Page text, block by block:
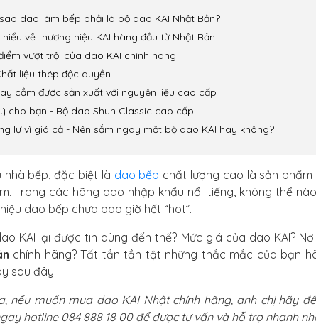
dao làm bếp phải là bộ dao KAI Nhật Bản?
về thương hiệu KAI hàng đầu từ Nhật Bản
vượt trội của dao KAI chính hãng
liệu thép độc quyền
cầm được sản xuất với nguyên liệu cao cấp
cho bạn - Bộ dao Shun Classic cao cấp
lự vì giá cả - Nên sắm ngay một bộ dao KAI hay không?
nhà bếp, đặc biệt là dao bếp chất lượng cao là sản
Trong các hãng dao nhập khẩu nổi tiếng, không thể
dao bếp chưa bao giờ hết “hot”.
KAI lại được tin dùng đến thế? Mức giá của dao KAI?
chính hãng? Tất tần tần tật những thắc mắc của bạn
sau đây.
nếu muốn mua dao KAI Nhật chính hãng, anh chị hãy
hotline 084 888 18 00 để được tư vấn và hỗ trợ nhanh